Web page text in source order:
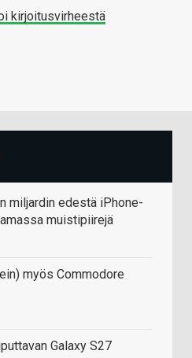
kirjoitusvirheestä
miljardin edestä iPhone-
muistipiirejä
myös Commodore
Galaxy S27